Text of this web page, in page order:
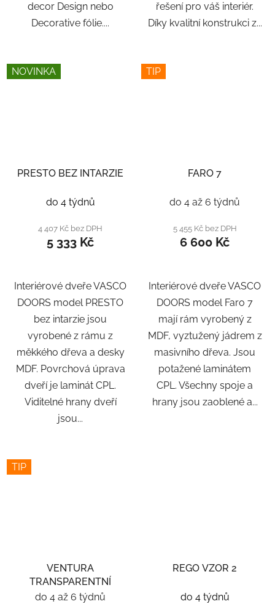
decor Design nebo
Decorative fólie....
řešení pro váš interiér.
Díky kvalitní konstrukci z...
NOVINKA
PRESTO BEZ INTARZIE
do 4 týdnů
4 407 Kč bez DPH
5 333 Kč
Interiérové dveře VASCO
DOORS model PRESTO
bez intarzie jsou
vyrobené z rámu z
měkkého dřeva a desky
MDF. Povrchová úprava
dveří je laminát CPL.
Viditelné hrany dveří
jsou...
TIP
FARO 7
do 4 až 6 týdnů
5 455 Kč bez DPH
6 600 Kč
Interiérové dveře VASCO
DOORS model Faro 7
mají rám vyrobený z
MDF, vyztužený jádrem z
masivního dřeva. Jsou
potažené laminátem
CPL. Všechny spoje a
hrany jsou zaoblené a...
TIP
VENTURA
TRANSPARENTNÍ
do 4 až 6 týdnů
REGO VZOR 2
do 4 týdnů